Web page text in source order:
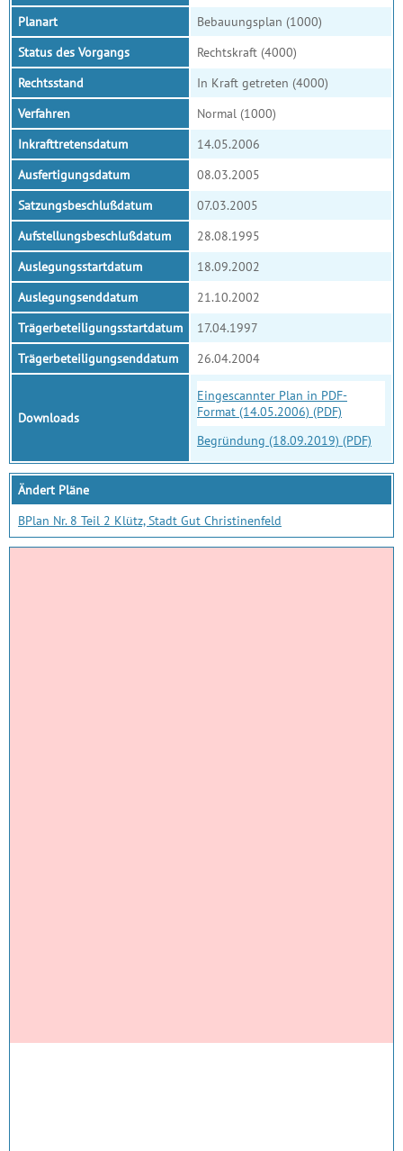
Planart
Bebauungsplan (1000)
Status des Vorgangs
Rechtskraft (4000)
Rechtsstand
In Kraft getreten (4000)
Verfahren
Normal (1000)
Inkrafttretensdatum
14.05.2006
Ausfertigungsdatum
08.03.2005
Satzungsbeschlußdatum
07.03.2005
Aufstellungsbeschlußdatum
28.08.1995
Auslegungsstartdatum
18.09.2002
Auslegungsenddatum
21.10.2002
Trägerbeteiligungsstartdatum
17.04.1997
Trägerbeteiligungsenddatum
26.04.2004
Downloads
Eingescannter Plan in PDF-
Format (14.05.2006) (PDF)
Begründung (18.09.2019) (PDF)
Ändert Pläne
BPlan Nr. 8 Teil 2 Klütz, Stadt Gut Christinenfeld